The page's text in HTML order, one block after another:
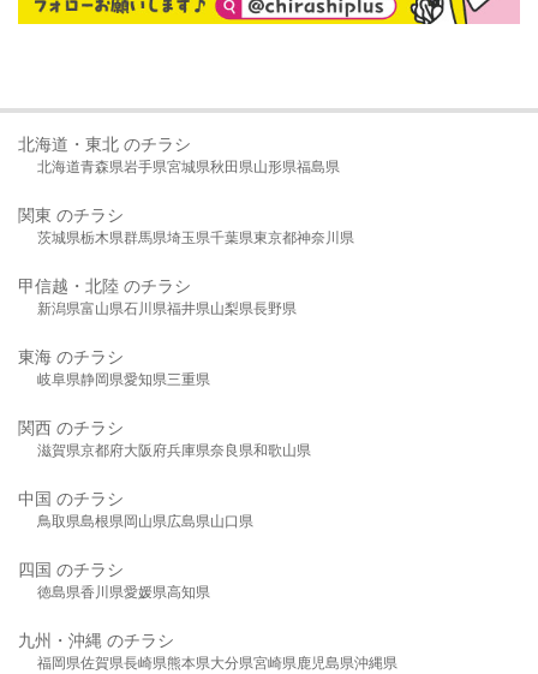
北海道・東北 のチラシ
北海道青森県岩手県宮城県秋田県山形県福島県
関東 のチラシ
茨城県栃木県群馬県埼玉県千葉県東京都神奈川県
甲信越・北陸 のチラシ
新潟県富山県石川県福井県山梨県長野県
東海 のチラシ
岐阜県静岡県愛知県三重県
関西 のチラシ
滋賀県京都府大阪府兵庫県奈良県和歌山県
中国 のチラシ
鳥取県島根県岡山県広島県山口県
四国 のチラシ
徳島県香川県愛媛県高知県
九州・沖縄 のチラシ
福岡県佐賀県長崎県熊本県大分県宮崎県鹿児島県沖縄県